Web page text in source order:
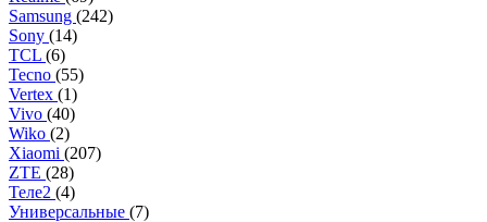
Samsung (242)
Sony (14)
TCL (6)
Tecno (55)
Vertex (1)
Vivo (40)
Wiko (2)
Xiaomi (207)
ZTE (28)
Теле2 (4)
Универсальные (7)